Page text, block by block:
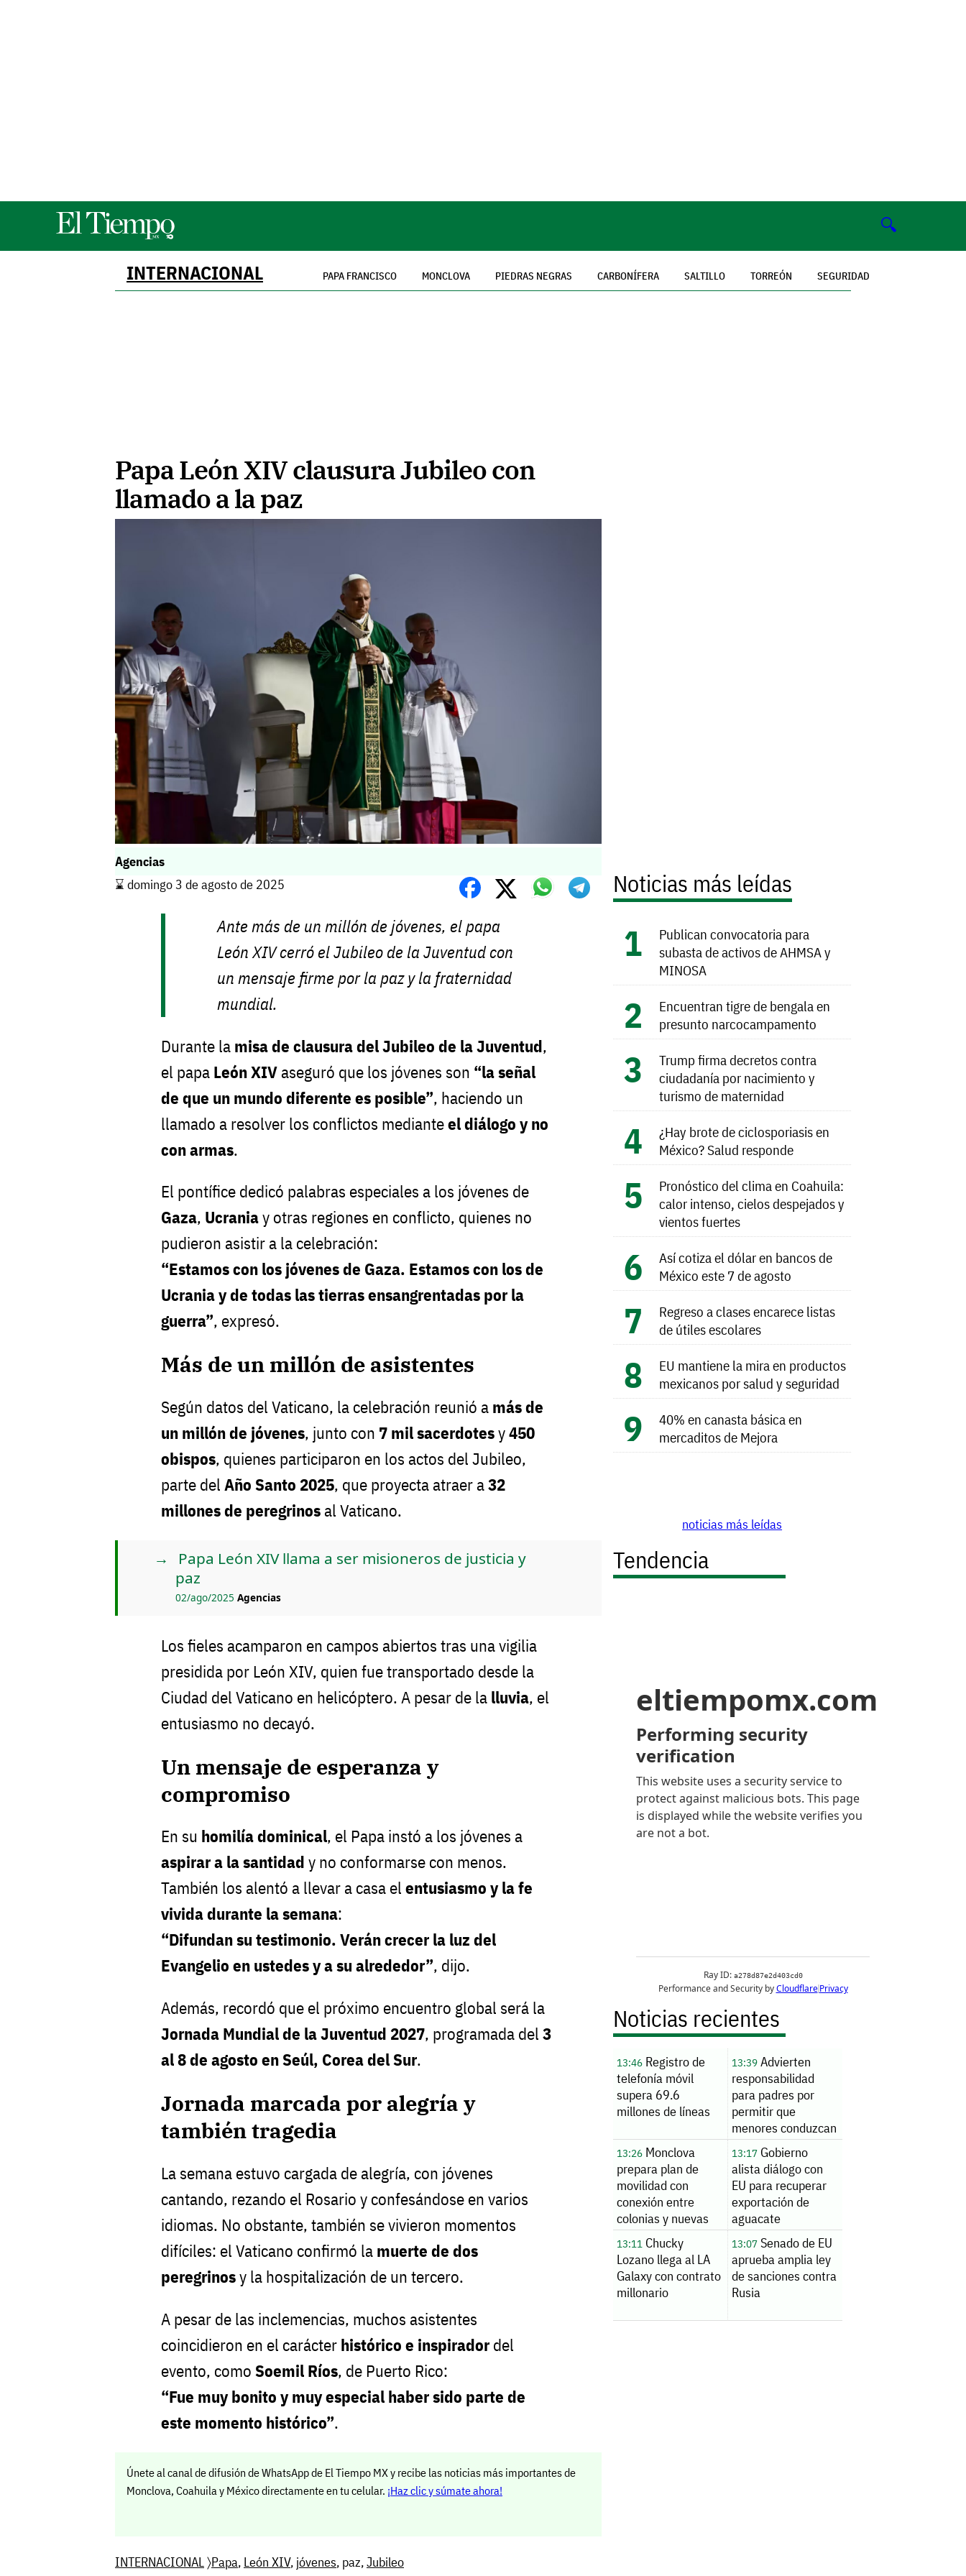
🔍
INTERNACIONAL PAPA FRANCISCO MONCLOVA PIEDRAS NEGRAS CARBONÍFERA SALTILLO TORREÓN SEGURIDAD
Papa León XIV clausura Jubileo con
llamado a la paz
Agencias
⌛️ domingo 3 de agosto de 2025
Ante más de un millón de jóvenes, el papa
León XIV cerró el Jubileo de la Juventud con
un mensaje firme por la paz y la fraternidad
mundial.
Durante la misa de clausura del Jubileo de la Juventud,
el papa León XIV aseguró que los jóvenes son “la señal
de que un mundo diferente es posible”, haciendo un
llamado a resolver los conflictos medianteel diálogo y no
con armas.
El pontífice dedicó palabras especiales a los jóvenes de
Gaza, Ucraniay otras regiones en conflicto, quienes no
pudieron asistir a la celebración:
“Estamos con los jóvenes de Gaza. Estamos con los de
Ucrania y de todas las tierras ensangrentadas por la
guerra”, expresó.
Más de un millón de asistentes
Según datos del Vaticano, la celebración reunió a más de
un millón de jóvenes, junto con 7 mil sacerdotesy450
obispos, quienes participaron en los actos del Jubileo,
parte del Año Santo 2025, que proyecta atraer a32
millones de peregrinos al Vaticano.
Papa León XIV llama a ser misioneros de justicia y
paz
02/ago/2025 Agencias
Los fieles acamparon en campos abiertos tras una vigilia
presidida por León XIV, quien fue transportado desde la
Ciudad del Vaticano en helicóptero. A pesar de la lluvia, el
entusiasmo no decayó.
Un mensaje de esperanza y
compromiso
En su homilía dominical, el Papa instó a los jóvenes a
aspirar a la santidad y no conformarse con menos.
También los alentó a llevar a casa el entusiasmo y la fe
vivida durante la semana:
“Difundan su testimonio. Verán crecer la luz del
Evangelio en ustedes y a su alrededor”, dijo.
Además, recordó que el próximo encuentro global será la
Jornada Mundial de la Juventud 2027, programada del 3
al 8 de agosto en Seúl, Corea del Sur.
Jornada marcada por alegría y
también tragedia
La semana estuvo cargada de alegría, con jóvenes
cantando, rezando el Rosario y confesándose en varios
idiomas. No obstante, también se vivieron momentos
difíciles: el Vaticano confirmó la muerte de dos
peregrinosy la hospitalización de un tercero.
A pesar de las inclemencias, muchos asistentes
coincidieron en el carácter histórico e inspirador del
evento, como Soemil Ríos, de Puerto Rico:
“Fue muy bonito y muy especial haber sido parte de
este momento histórico”.
Únete al canal de difusión de WhatsApp de El Tiempo MX y recibe las noticias más importantes de
Monclova, Coahuila y México directamente en tu celular. ¡Haz clic y súmate ahora!
INTERNACIONAL 〉Papa, León XIV, jóvenes, paz,Jubileo
Noticias más leídas
Publican convocatoria para
subasta de activos de AHMSA y
MINOSA
Encuentran tigre de bengala en
presunto narcocampamento
Trump firma decretos contra
ciudadanía por nacimiento y
turismo de maternidad
¿Hay brote de ciclosporiasis en
México? Salud responde
Pronóstico del clima en Coahuila:
calor intenso, cielos despejados y
vientos fuertes
Así cotiza el dólar en bancos de
México este 7 de agosto
Regreso a clases encarece listas
de útiles escolares
EU mantiene la mira en productos
mexicanos por salud y seguridad
40% en canasta básica en
mercaditos de Mejora
noticias más leídas
Tendencia
Noticias recientes
13:46 Registro de
telefonía móvil
supera 69.6
millones de líneas
13:39Advierten
responsabilidad
para padres por
permitir que
menores conduzcan
motocicletas
13:26 Monclova
prepara plan de
movilidad con
conexión entre
colonias y nuevas
rutas hacia el
Libramiento Oriente
13:17Gobierno
alista diálogo con
EU para recuperar
exportación de
aguacate
13:11 Chucky
Lozano llega al LA
Galaxy con contrato
millonario
13:07Senado de EU
aprueba amplia ley
de sanciones contra
Rusia